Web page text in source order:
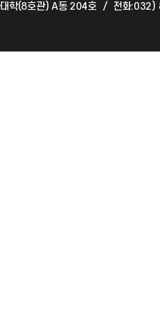
산학협력단
학(8호관) A동 204호 / 전화